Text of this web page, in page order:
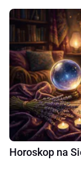
Horoskop na